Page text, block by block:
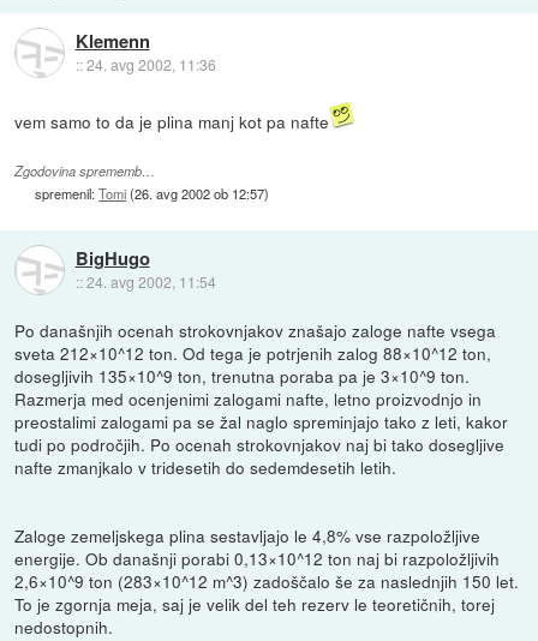
Klemenn
::24. avg 2002, 11:36
vem samo to da je plina manj kot pa nafte
Zgodovina sprememb…
spremenil:Tomi(26. avg 2002 ob 12:57)
BigHugo
::24. avg 2002, 11:54
Po današnjih ocenah strokovnjakov znašajo zaloge nafte vsega
sveta 212×10^12 ton. Od tega je potrjenih zalog 88×10^12 ton,
dosegljivih 135×10^9 ton, trenutna poraba pa je 3×10^9 ton.
Razmerja med ocenjenimi zalogami nafte, letno proizvodnjo in
preostalimi zalogami pa se žal naglo spreminjajo tako z leti, kakor
tudi po področjih. Po ocenah strokovnjakov naj bi tako dosegljive
nafte zmanjkalo v tridesetih do sedemdesetih letih.
Zaloge zemeljskega plina sestavljajo le 4,8% vse razpoložljive
energije. Ob današnji porabi 0,13×10^12 ton naj bi razpoložljivih
2,6×10^9 ton (283×10^12 m^3) zadoščalo še za naslednjih 150 let.
To je zgornja meja, saj je velik del teh rezerv le teoretičnih, torej
nedostopnih.